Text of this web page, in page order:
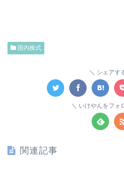
国内株式
シェアす
いけやんをフォ
関連記事